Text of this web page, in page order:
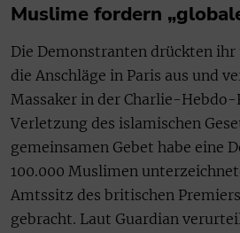
Muslime fordern
Die Demonstranten drückten ihr
die Anschläge in Paris aus und
Massaker in der Charlie-Hebdo-
Verletzung des islamischen
gemeinsamen Gebet habe eine
100.000 Muslimen
Amtssitz des britischen
gebracht. Laut Guardian